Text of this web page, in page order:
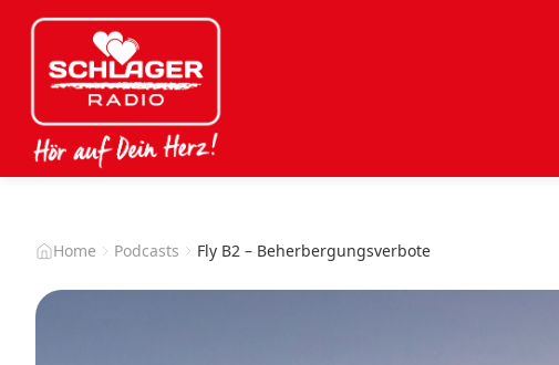
Home Podcasts Fly B2 – Beherbergungsverbote